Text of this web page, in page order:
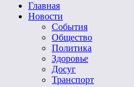
Главная
Новости
События
Общество
Политика
Здоровье
Досуг
Транспорт